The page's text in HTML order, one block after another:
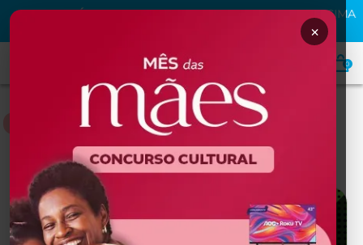
FRETE GRÁTISPARA TODO BRASIL NAS COMPRAS ACIMA
0
JOELHEIRAS E TENSORES
ORTOPEDIA E REABILITAÇAO Joelheiras e Tensores
×